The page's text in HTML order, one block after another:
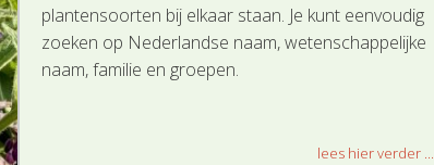
plantensoorten bij elkaar staan. Je kunt eenvoudig
zoeken op Nederlandse naam, wetenschappelijke
naam, familie en groepen.
lees hier verder ...